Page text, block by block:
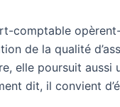
comptable
de la qualité
elle poursuit
dit, il convient